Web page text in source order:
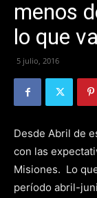
menos
lo que
5 julio, 2016
Desde Abril de
con las
Misiones. Lo
período abril-